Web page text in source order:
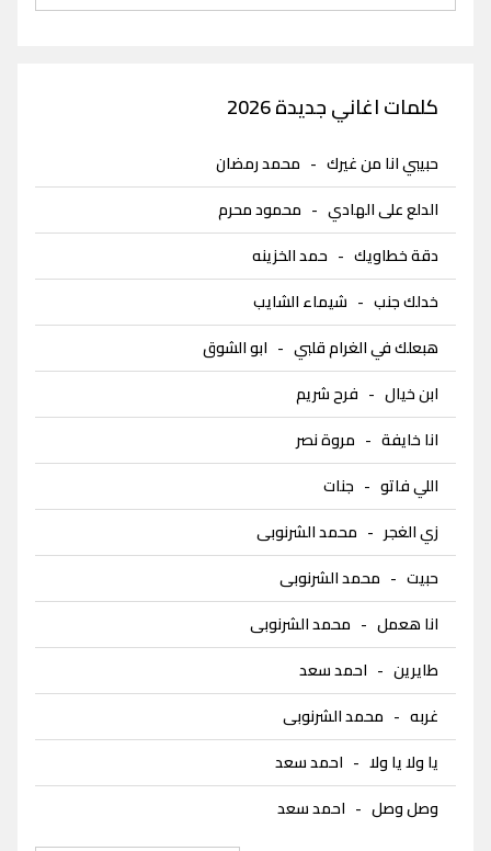
كلمات اغاني جديدة 2026
حبيبي انا من غيرك - محمد رمضان
الدلع على الهادي - محمود محرم
دقة خطاويك - حمد الخزينه
خدلك جنب - شيماء الشايب
هبعلك في الغرام قلبي - ابو الشوق
ابن خيال - فرح شريم
انا خايفة - مروة نصر
اللي فاتو - جنات
زي الغجر - محمد الشرنوبى
حبيت - محمد الشرنوبى
انا هعمل - محمد الشرنوبى
طايرين - احمد سعد
غربه - محمد الشرنوبى
يا ولا يا ولا - احمد سعد
وصل وصل - احمد سعد